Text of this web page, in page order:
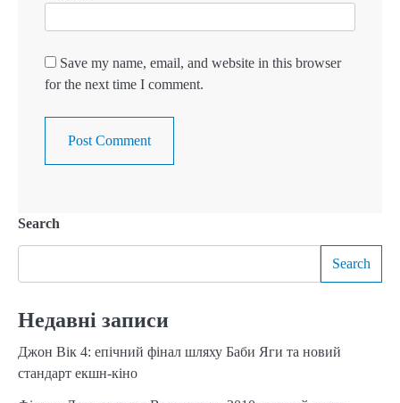
Save my name, email, and website in this browser
for the next time I comment.
Search
Search
Недавні записи
Джон Вік 4: епічний фінал шляху Баби Яги та новий
стандарт екшн-кіно